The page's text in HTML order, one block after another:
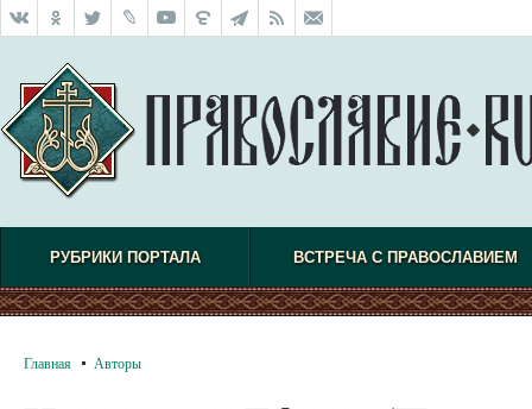
РУБРИКИ ПОРТАЛА ВСТРЕЧА С ПРАВОСЛАВИЕМ
Главная Авторы